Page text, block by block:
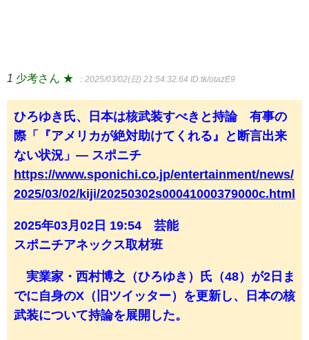
1 少考さん ★ ：2025/03/02(日) 21:54:32.64 ID:tk/otazE9
ひろゆき氏、日本は核武装すべきと持論 有事の
際「『アメリカが絶対助けてくれる』と断言出来
ない状況」― スポニチ
https://www.sponichi.co.jp/entertainment/news/
2025/03/02/kiji/20250302s00041000379000c.html
2025年03月02日 19:54 芸能
スポニチアネックス取材班
実業家・西村博之（ひろゆき）氏（48）が2日ま
でに自身のX（旧ツイッター）を更新し、日本の核
武装について持論を展開した。